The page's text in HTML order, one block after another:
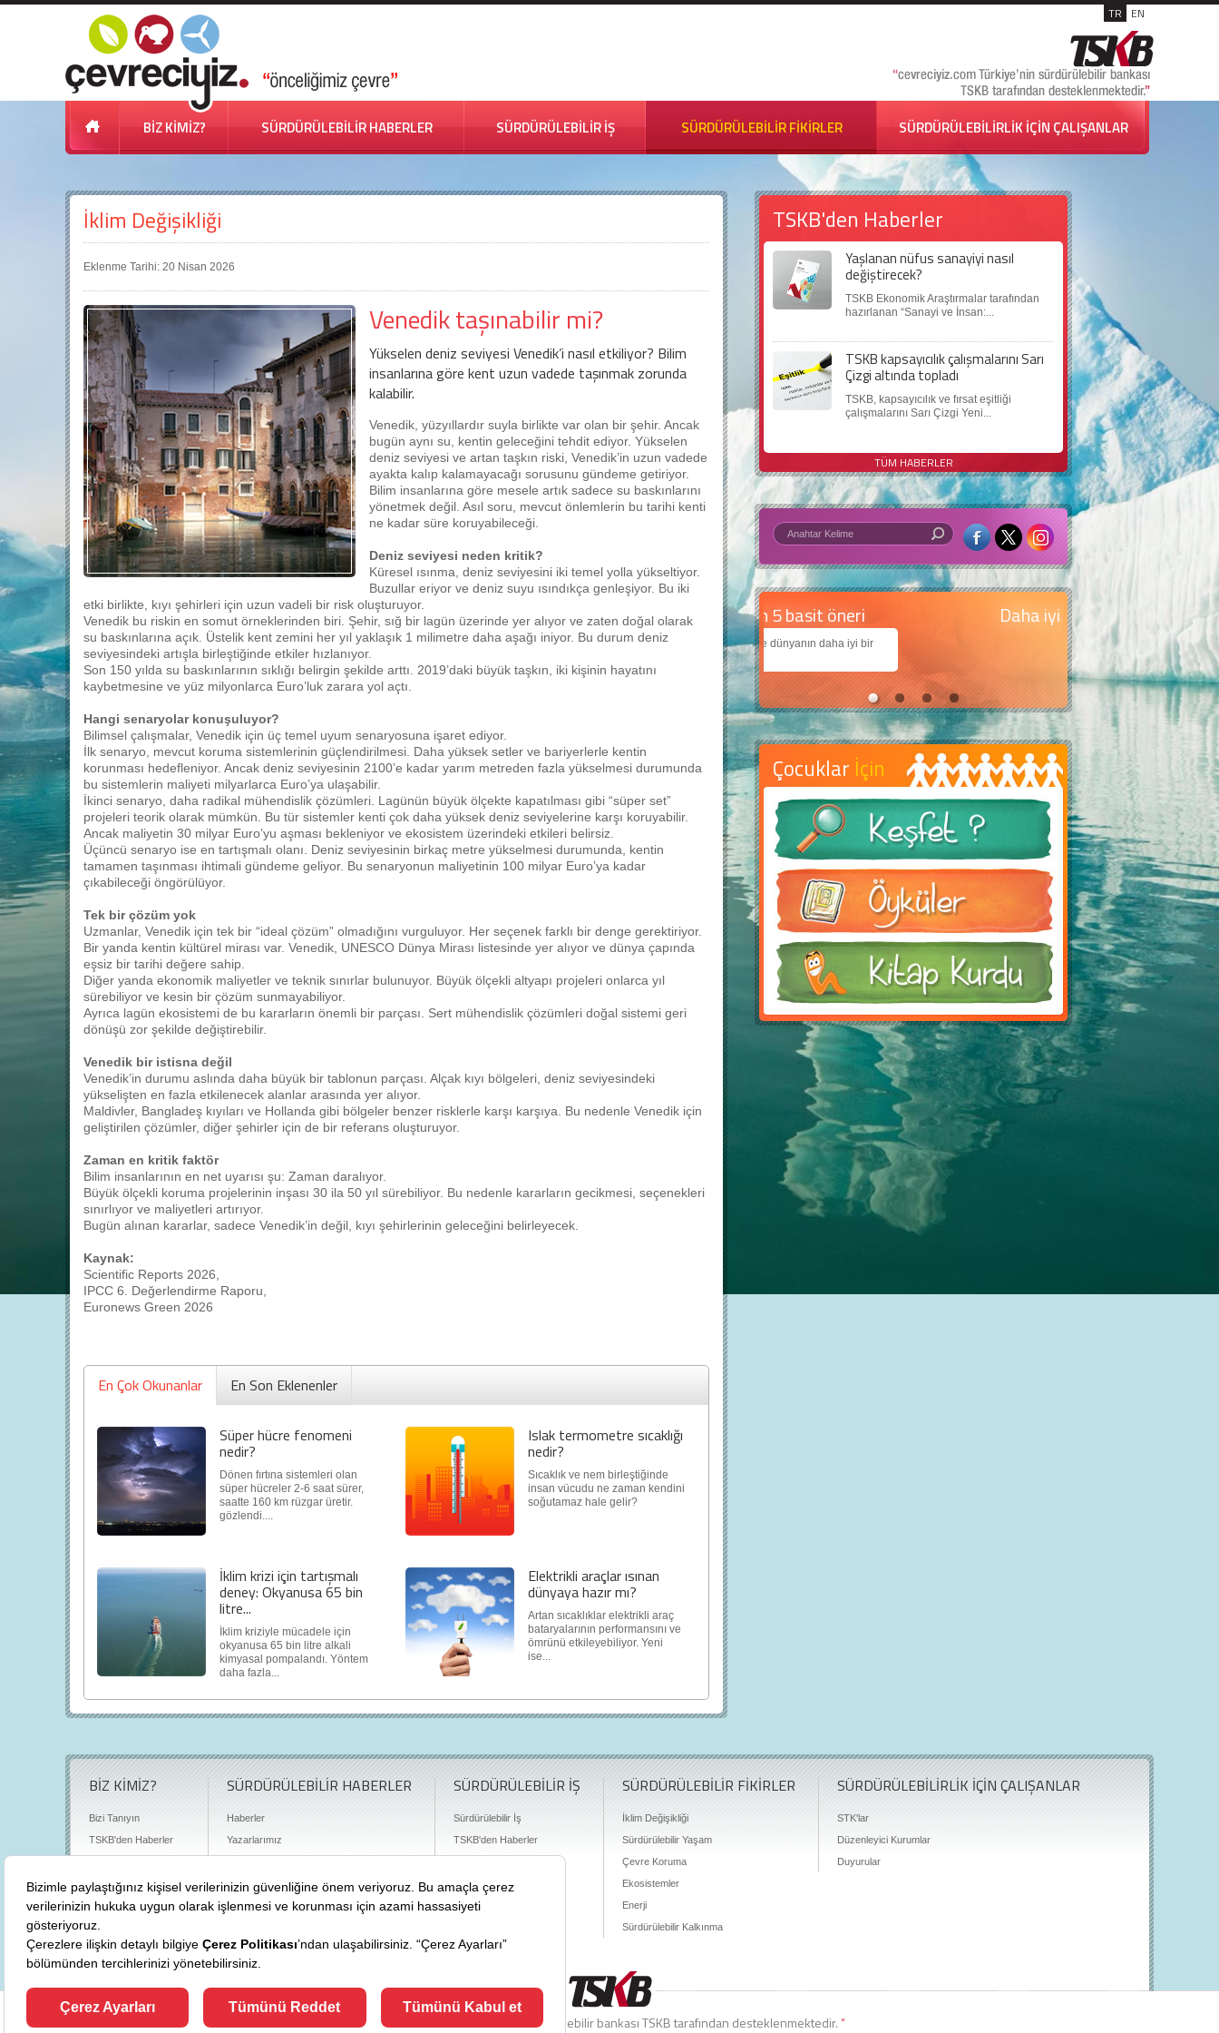
TR EN
BİZ KİMİZ? SÜRDÜRÜLEBİLİR HABERLER SÜRDÜRÜLEBİLİR İŞ SÜRDÜRÜLEBİLİR FİKİRLER SÜRDÜRÜLEBİLİRLİK İÇİN ÇALIŞANLAR
İklim Değişikliği
Eklenme Tarihi: 20 Nisan 2026
Venedik taşınabilir mi?
Yükselen deniz seviyesi Venedik’i nasıl etkiliyor? Bilim
insanlarına göre kent uzun vadede taşınmak zorunda
kalabilir.
Venedik, yüzyıllardır suyla birlikte var olan bir şehir. Ancak
bugün aynı su, kentin geleceğini tehdit ediyor. Yükselen
deniz seviyesi ve artan taşkın riski, Venedik’in uzun vadede
ayakta kalıp kalamayacağı sorusunu gündeme getiriyor.
Bilim insanlarına göre mesele artık sadece su baskınlarını
yönetmek değil. Asıl soru, mevcut önlemlerin bu tarihi kenti
ne kadar süre koruyabileceği.
Deniz seviyesi neden kritik?
Küresel ısınma, deniz seviyesini iki temel yolla yükseltiyor.
Buzullar eriyor ve deniz suyu ısındıkça genleşiyor. Bu iki
etki birlikte, kıyı şehirleri için uzun vadeli bir risk oluşturuyor.
Venedik bu riskin en somut örneklerinden biri. Şehir, sığ bir lagün üzerinde yer alıyor ve zaten doğal olarak
su baskınlarına açık. Üstelik kent zemini her yıl yaklaşık 1 milimetre daha aşağı iniyor. Bu durum deniz
seviyesindeki artışla birleştiğinde etkiler hızlanıyor.
Son 150 yılda su baskınlarının sıklığı belirgin şekilde arttı. 2019’daki büyük taşkın, iki kişinin hayatını
kaybetmesine ve yüz milyonlarca Euro’luk zarara yol açtı.
Hangi senaryolar konuşuluyor?
Bilimsel çalışmalar, Venedik için üç temel uyum senaryosuna işaret ediyor.
İlk senaryo, mevcut koruma sistemlerinin güçlendirilmesi. Daha yüksek setler ve bariyerlerle kentin
korunması hedefleniyor. Ancak deniz seviyesinin 2100’e kadar yarım metreden fazla yükselmesi durumunda
bu sistemlerin maliyeti milyarlarca Euro’ya ulaşabilir.
İkinci senaryo, daha radikal mühendislik çözümleri. Lagünün büyük ölçekte kapatılması gibi “süper set”
projeleri teorik olarak mümkün. Bu tür sistemler kenti çok daha yüksek deniz seviyelerine karşı koruyabilir.
Ancak maliyetin 30 milyar Euro’yu aşması bekleniyor ve ekosistem üzerindeki etkileri belirsiz.
Üçüncü senaryo ise en tartışmalı olanı. Deniz seviyesinin birkaç metre yükselmesi durumunda, kentin
tamamen taşınması ihtimali gündeme geliyor. Bu senaryonun maliyetinin 100 milyar Euro’ya kadar
çıkabileceği öngörülüyor.
Tek bir çözüm yok
Uzmanlar, Venedik için tek bir “ideal çözüm” olmadığını vurguluyor. Her seçenek farklı bir denge gerektiriyor.
Bir yanda kentin kültürel mirası var. Venedik, UNESCO Dünya Mirası listesinde yer alıyor ve dünya çapında
eşsiz bir tarihi değere sahip.
Diğer yanda ekonomik maliyetler ve teknik sınırlar bulunuyor. Büyük ölçekli altyapı projeleri onlarca yıl
sürebiliyor ve kesin bir çözüm sunmayabiliyor.
Ayrıca lagün ekosistemi de bu kararların önemli bir parçası. Sert mühendislik çözümleri doğal sistemi geri
dönüşü zor şekilde değiştirebilir.
Venedik bir istisna değil
Venedik’in durumu aslında daha büyük bir tablonun parçası. Alçak kıyı bölgeleri, deniz seviyesindeki
yükselişten en fazla etkilenecek alanlar arasında yer alıyor.
Maldivler, Bangladeş kıyıları ve Hollanda gibi bölgeler benzer risklerle karşı karşıya. Bu nedenle Venedik için
geliştirilen çözümler, diğer şehirler için de bir referans oluşturuyor.
Zaman en kritik faktör
Bilim insanlarının en net uyarısı şu: Zaman daralıyor.
Büyük ölçekli koruma projelerinin inşası 30 ila 50 yıl sürebiliyor. Bu nedenle kararların gecikmesi, seçenekleri
sınırlıyor ve maliyetleri artırıyor.
Bugün alınan kararlar, sadece Venedik’in değil, kıyı şehirlerinin geleceğini belirleyecek.
Kaynak:
Scientific Reports 2026,
IPCC 6. Değerlendirme Raporu,
Euronews Green 2026
En Çok Okunanlar En Son Eklenenler
Süper hücre fenomeni
nedir?
Dönen fırtına sistemleri olan
süper hücreler 2-6 saat sürer,
saatte 160 km rüzgar üretir.
gözlendi....
Islak termometre sıcaklığı
nedir?
Sıcaklık ve nem birleştiğinde
insan vücudu ne zaman kendini
soğutamaz hale gelir?
İklim krizi için tartışmalı
deney: Okyanusa 65 bin
litre...
İklim kriziyle mücadele için
okyanusa 65 bin litre alkali
kimyasal pompalandı. Yöntem
daha fazla...
Elektrikli araçlar ısınan
dünyaya hazır mı?
Artan sıcaklıklar elektrikli araç
bataryalarının performansını ve
ömrünü etkileyebiliyor. Yeni
ise...
TSKB'den Haberler
Yaşlanan nüfus sanayiyi nasıl
değiştirecek?
TSKB Ekonomik Araştırmalar tarafından
hazırlanan “Sanayi ve İnsan:...
TSKB kapsayıcılık çalışmalarını Sarı
Çizgi altında topladı
TSKB, kapsayıcılık ve fırsat eşitliği
çalışmalarını Sarı Çizgi Yeni...
TÜM HABERLER
Daha iyi bir dünya için yapay zekâ
Çocuklarımıza daha güzel bir dünya bırakabilmek için
Çocuklar İçin
BİZ KİMİZ?
Bizi Tanıyın
TSKB'den Haberler
Basın Odası
Bize Ulaşın
Politikalarımız
SÜRDÜRÜLEBİLİR HABERLER
Haberler
Yazarlarımız
Sürdürülebilirlik Kütüphanesi
Karbon Sayacı
SÜRDÜRÜLEBİLİR İŞ
Sürdürülebilir İş
TSKB'den Haberler
SÜRDÜRÜLEBİLİR FİKİRLER
İklim Değişikliği
Sürdürülebilir Yaşam
Çevre Koruma
Ekosistemler
Enerji
Sürdürülebilir Kalkınma
SÜRDÜRÜLEBİLİRLİK İÇİN ÇALIŞANLAR
STK'lar
Düzenleyici Kurumlar
Duyurular
cevreciyiz.com Türkiye’nin sürdürülebilir bankası TSKB tarafından desteklenmektedir. "